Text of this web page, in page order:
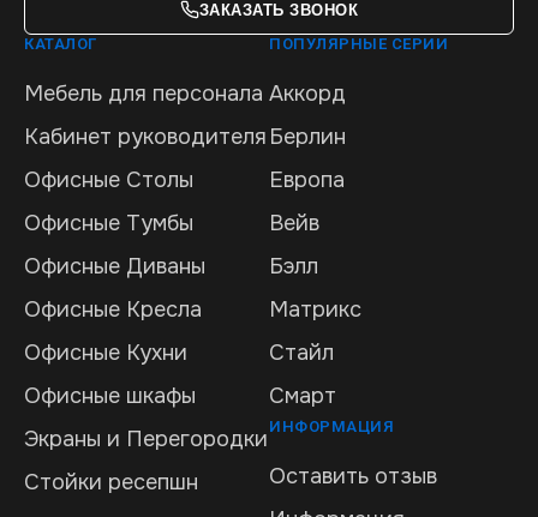
ЗАКАЗАТЬ ЗВОНОК
КАТАЛОГ
Мебель для персонала
Кабинет руководителя
Офисные Столы
Офисные Тумбы
Офисные Диваны
Офисные Кресла
Офисные Кухни
Офисные шкафы
Экраны и Перегородки
Стойки ресепшн
ПОПУЛЯРНЫЕ СЕРИИ
Аккорд
Берлин
Европа
Вейв
Бэлл
Матрикс
Стайл
Смарт
ИНФОРМАЦИЯ
Оставить отзыв